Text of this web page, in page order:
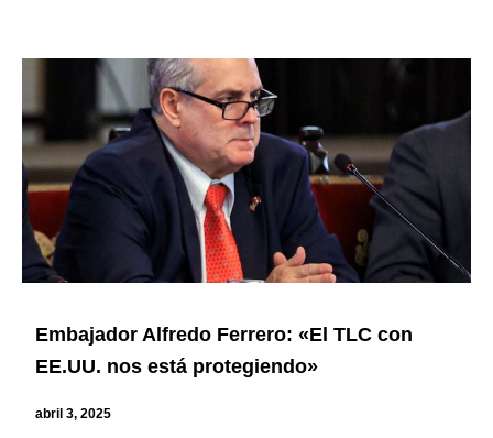
Embajador Alfredo Ferrero: «El TLC con
EE.UU. nos está protegiendo»
abril 3, 2025